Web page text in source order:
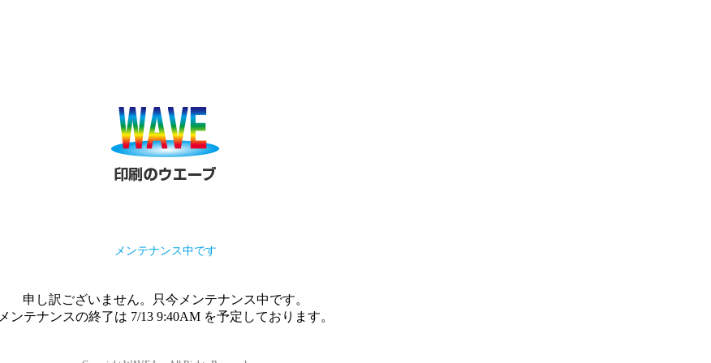
メンテナンス中です
申し訳ございません。只今メンテナンス中です。
メンテナンスの終了は 7/13 9:40AM を予定しております。